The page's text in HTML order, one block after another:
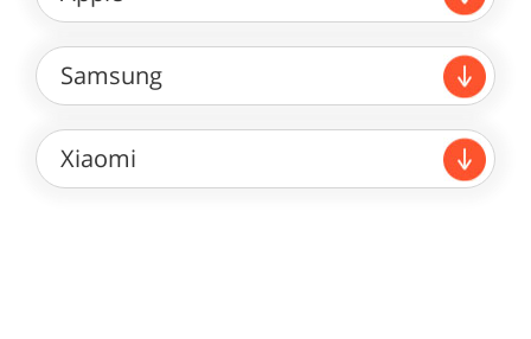
Samsung
Xiaomi